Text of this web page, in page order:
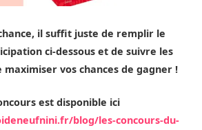
il suffit juste de remplir le
ci-dessous et de suivre les
vos chances de gagner !
est disponible ici
blog/les-concours-du-